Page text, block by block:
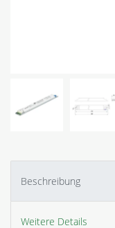
Beschreibung
Weitere Details